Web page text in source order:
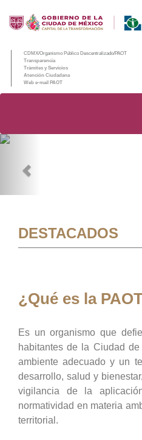
CDMX/Organismo Público Descentralizado/PAOT
Transparencia
Trámites y Servicios
Atención Ciudadana
Web e-mail PAOT
DESTACADOS
¿Qué es la
Es un organismo que
habitantes de la Ciudad
ambiente adecuado y un
desarrollo, salud y
vigilancia de la
normatividad en materia
territorial.